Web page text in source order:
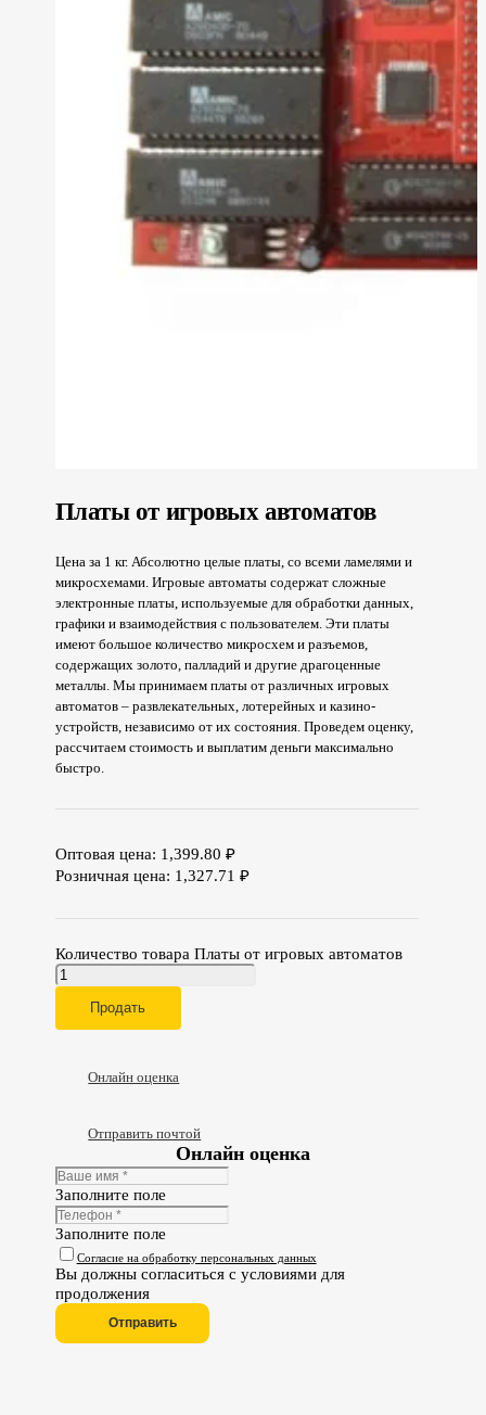
Платы от игровых автоматов
Цена за 1 кг. Абсолютно целые платы, со всеми ламелями и
микросхемами. Игровые автоматы содержат сложные
электронные платы, используемые для обработки данных,
графики и взаимодействия с пользователем. Эти платы
имеют большое количество микросхем и разъемов,
содержащих золото, палладий и другие драгоценные
металлы. Мы принимаем платы от различных игровых
автоматов – развлекательных, лотерейных и казино-
устройств, независимо от их состояния. Проведем оценку,
рассчитаем стоимость и выплатим деньги максимально
быстро.
Оптовая цена: 1,399.80 ₽
Розничная цена: 1,327.71 ₽
Количество товара Платы от игровых автоматов
Продать
Онлайн оценка
Отправить почтой
Онлайн оценка
Заполните поле
Заполните поле
Согласие на обработку персональных данных
Вы должны согласиться с условиями для
продолжения
Отправить